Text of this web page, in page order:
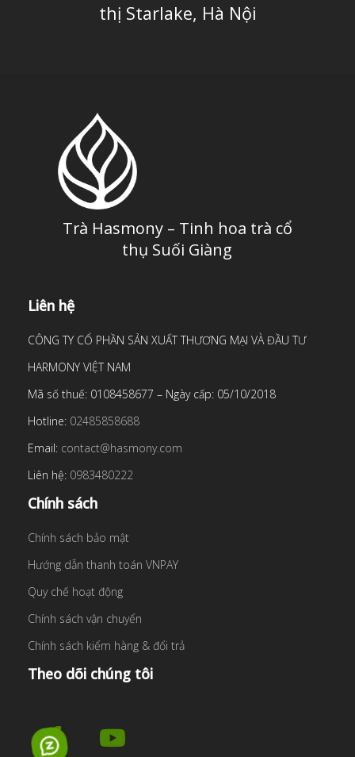
thị Starlake, Hà Nội
Trà Hasmony – Tinh hoa trà cổ
thụ Suối Giàng
Liên hệ
CÔNG TY CỔ PHẦN SẢN XUẤT THƯƠNG MẠI VÀ ĐẦU TƯ
HARMONY VIỆT NAM
Mã số thuế: 0108458677 – Ngày cấp: 05/10/2018
Hotline: 02485858688
Email: contact@hasmony.com
Liên hệ: 0983480222
Chính sách
Chính sách bảo mật
Hướng dẫn thanh toán VNPAY
Quy chế hoạt động
Chính sách vận chuyển
Chính sách kiểm hàng & đổi trả
Theo dõi chúng tôi